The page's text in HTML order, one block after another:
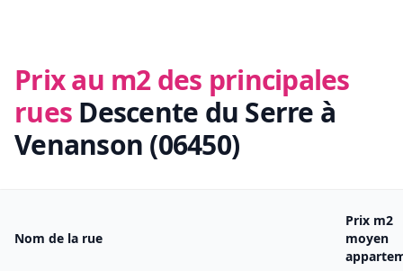
Prix au m2 des principales
rues Descente du Serre à
Venanson (06450)
Nom de la rue
Prix m2
moyen